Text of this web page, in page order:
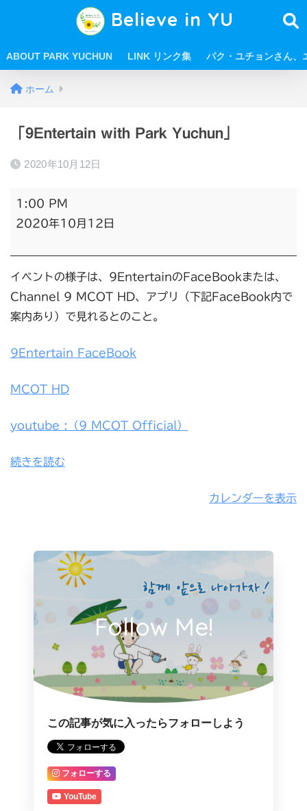
Believe in YU
ABOUT PARK YUCHUN LINK リンク集 パク・ユチョンさん、
ホーム
「9Entertain with Park Yuchun」
2020年10月12日
1:00 PM
2020年10月12日
イベントの様子は、9EntertainのFaceBookまたは、
Channel 9 MCOT HD、アプリ（下記FaceBook内で
案内あり）で見れるとのこと。
9Entertain FaceBook
MCOT HD
youtube :（9 MCOT Official）
続きを読む
カレンダーを表示
Follow Me!
この記事が気に入ったらフォローしよう
フォローする
YouTube